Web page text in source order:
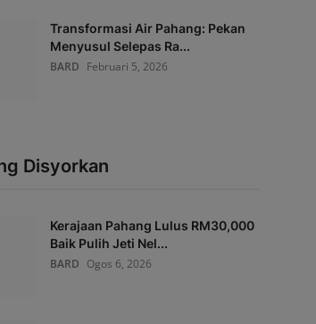
Transformasi Air Pahang: Pekan
Menyusul Selepas Ra...
BARD Februari 5, 2026
Disyorkan
Kerajaan Pahang Lulus RM30,000
Baik Pulih Jeti Nel...
BARD Ogos 6, 2026